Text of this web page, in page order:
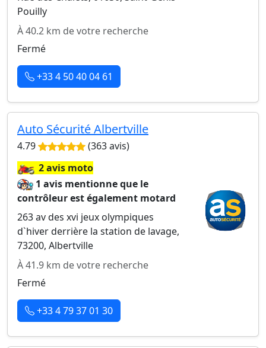
Pouilly
À 40.2 km de votre recherche
Fermé
+33 4 50 40 04 61
Auto Sécurité Albertville
4.79 (363 avis)
🏍️2 avis moto
1 avis mentionne que le
contrôleur est également motard
263 av des xvi jeux olympiques
d`hiver derrière la station de lavage,
73200, Albertville
À 41.9 km de votre recherche
Fermé
+33 4 79 37 01 30